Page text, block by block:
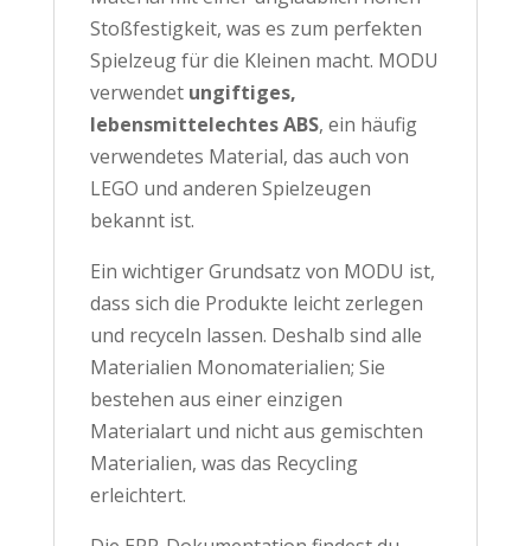
Stoßfestigkeit, was es zum perfekten
Spielzeug für die Kleinen macht. MODU
verwendet ungiftiges,
lebensmittelechtes ABS, ein häufig
verwendetes Material, das auch von
LEGO und anderen Spielzeugen
bekannt ist.
Ein wichtiger Grundsatz von MODU ist,
dass sich die Produkte leicht zerlegen
und recyceln lassen. Deshalb sind alle
Materialien Monomaterialien; Sie
bestehen aus einer einzigen
Materialart und nicht aus gemischten
Materialien, was das Recycling
erleichtert.